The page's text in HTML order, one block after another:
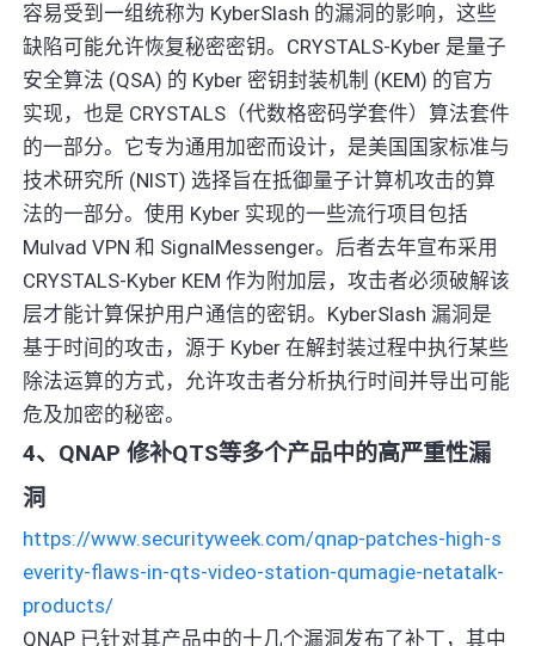
容易受到一组统称为 KyberSlash 的漏洞的影响，这些
缺陷可能允许恢复秘密密钥。CRYSTALS-Kyber 是量子
安全算法 (QSA) 的 Kyber 密钥封装机制 (KEM) 的官方
实现，也是 CRYSTALS（代数格密码学套件）算法套件
的一部分。它专为通用加密而设计，是美国国家标准与
技术研究所 (NIST) 选择旨在抵御量子计算机攻击的算
法的一部分。使用 Kyber 实现的一些流行项目包括
Mulvad VPN 和 SignalMessenger。后者去年宣布采用
CRYSTALS-Kyber KEM 作为附加层，攻击者必须破解该
层才能计算保护用户通信的密钥。KyberSlash 漏洞是
基于时间的攻击，源于 Kyber 在解封装过程中执行某些
除法运算的方式，允许攻击者分析执行时间并导出可能
危及加密的秘密。
4、QNAP 修补QTS等多个产品中的高严重性漏
洞
https://www.securityweek.com/qnap-patches-high-s
everity-flaws-in-qts-video-station-qumagie-netatalk-
products/
QNAP 已针对其产品中的十几个漏洞发布了补丁，其中